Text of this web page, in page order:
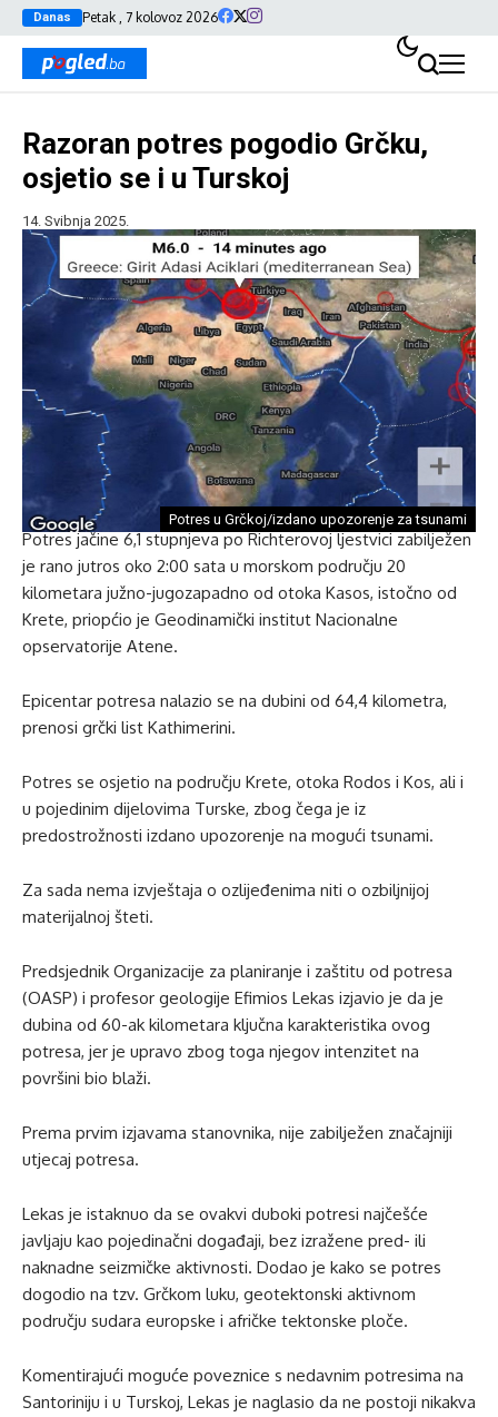
Danas Petak , 7 kolovoz 2026
Razoran potres pogodio Grčku,
osjetio se i u Turskoj
14. Svibnja 2025.
Potres u Grčkoj/izdano upozorenje za tsunami
Potres jačine 6,1 stupnjeva po Richterovoj ljestvici zabilježen
je rano jutros oko 2:00 sata u morskom području 20
kilometara južno-jugozapadno od otoka Kasos, istočno od
Krete, priopćio je Geodinamički institut Nacionalne
opservatorije Atene.
Epicentar potresa nalazio se na dubini od 64,4 kilometra,
prenosi grčki list Kathimerini.
Potres se osjetio na području Krete, otoka Rodos i Kos, ali i
u pojedinim dijelovima Turske, zbog čega je iz
predostrožnosti izdano upozorenje na mogući tsunami.
Za sada nema izvještaja o ozlijeđenima niti o ozbiljnijoj
materijalnoj šteti.
Predsjednik Organizacije za planiranje i zaštitu od potresa
(OASP) i profesor geologije Efimios Lekas izjavio je da je
dubina od 60-ak kilometara ključna karakteristika ovog
potresa, jer je upravo zbog toga njegov intenzitet na
površini bio blaži.
Prema prvim izjavama stanovnika, nije zabilježen značajniji
utjecaj potresa.
Lekas je istaknuo da se ovakvi duboki potresi najčešće
javljaju kao pojedinačni događaji, bez izražene pred- ili
naknadne seizmičke aktivnosti. Dodao je kako se potres
dogodio na tzv. Grčkom luku, geotektonski aktivnom
području sudara europske i afričke tektonske ploče.
Komentirajući moguće poveznice s nedavnim potresima na
Santoriniju i u Turskoj, Lekas je naglasio da ne postoji nikakva